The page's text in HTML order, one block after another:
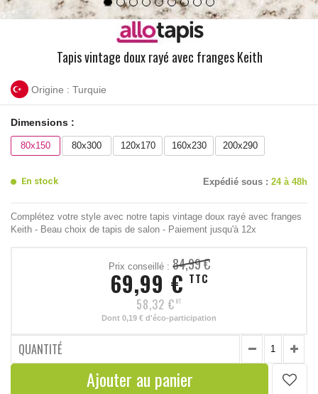
Tapis vintage doux rayé avec franges Keith
Origine : Turquie
Dimensions :
80x150 80x300 120x170 160x230 200x290
En stock Expédié sous : 24 à 48h
Complétez votre style avec notre tapis vintage doux rayé avec franges
Keith - Beau choix de tapis de salon - Paiement jusqu'à 12x
Prix conseillé : 84,99 €
69,99 € TTC
58,32 € HT
Dont 0,19 € d'éco-participation
QUANTITÉ
Ajouter au panier